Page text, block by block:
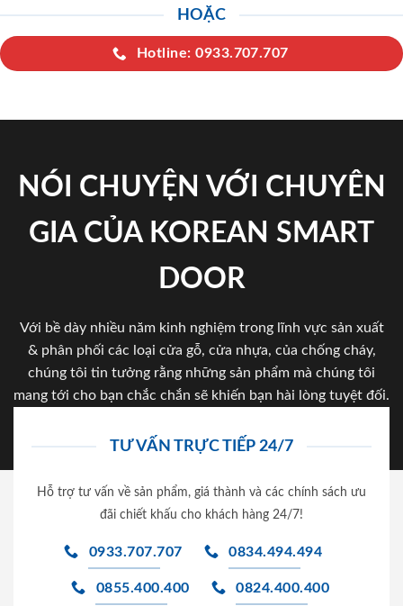
HOẶC
Hotline: 0933.707.707
NÓI CHUYỆN VỚI CHUYÊN
GIA CỦA KOREAN SMART
DOOR
Với bề dày nhiều năm kinh nghiệm trong lĩnh vực sản xuất
& phân phối các loại cửa gỗ, cửa nhựa, của chống cháy,
chúng tôi tin tưởng rằng những sản phẩm mà chúng tôi
mang tới cho bạn chắc chắn sẽ khiến bạn hài lòng tuyệt đối.
TƯ VẤN TRỰC TIẾP 24/7
Hỗ trợ tư vấn về sản phẩm, giá thành và các chính sách ưu
đãi chiết khấu cho khách hàng 24/7!
0933.707.707 0834.494.494
0855.400.400 0824.400.400